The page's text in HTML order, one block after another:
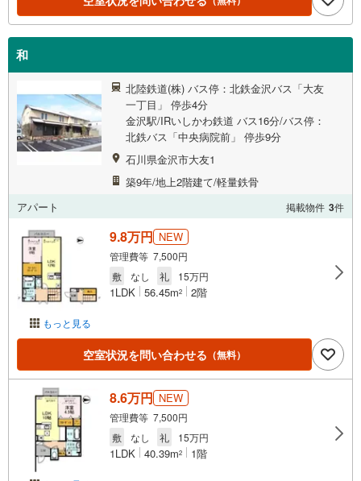
和
北陸鉄道(株) バス停：北鉄金沢バス「大友
一丁目」 停歩4分
金沢駅/IRいしかわ鉄道 バス16分/バス停：
北鉄バス「中央病院前」 停歩9分
石川県金沢市大友1
築9年/地上2階建て/軽量鉄骨
アパート
掲載物件 3件
もっと見る
9.8万円 NEW
管理費等 7,500円
敷
なし 礼 15万円
1LDK 56.45m2 2階
空室状況を問い合わせる （無料）
8.6万円 NEW
管理費等 7,500円
敷
なし 礼 15万円
1LDK 40.39m2 1階